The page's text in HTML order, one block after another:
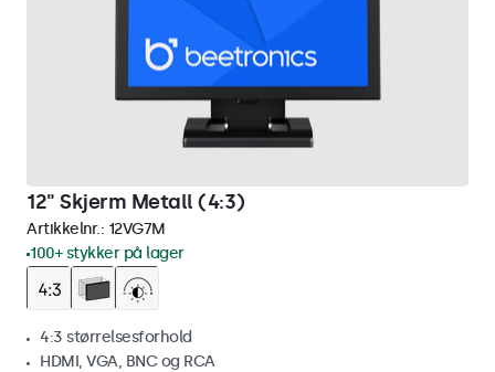
12" Skjerm Metall (4:3)
Artikkelnr.: 12VG7M
100+ stykker på lager
4:3 størrelsesforhold
HDMI, VGA, BNC og RCA